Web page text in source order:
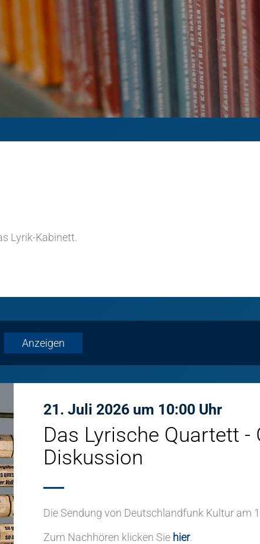
Lyrik-Kabinett.
21. Juli 2026 um 10:00 Uhr
Das Lyrische Quartett -
Diskussion
Die Sendung von Deutschlandfunk Kultur am
Zum Nachhören klicken Sie hier.